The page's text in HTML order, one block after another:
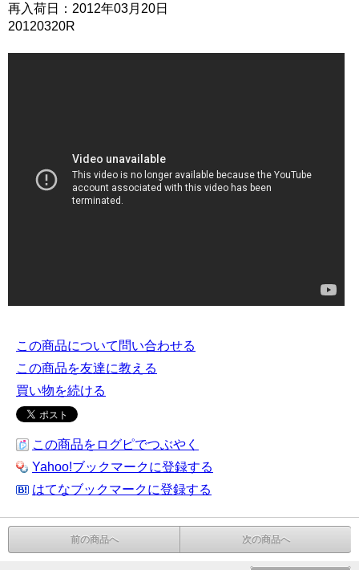
再入荷日：2012年03月20日
20120320R
この商品について問い合わせる
この商品を友達に教える
買い物を続ける
この商品をログピでつぶやく
Yahoo!ブックマークに登録する
はてなブックマークに登録する
前の商品へ 次の商品へ